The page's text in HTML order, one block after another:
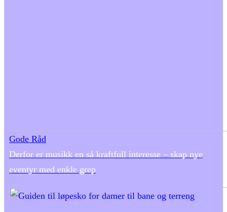
Gode Råd
Derfor er musikk en så kraftfull interesse – skap nye
eventyr med enkle grep